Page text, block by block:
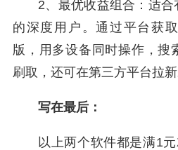
2、最优收益组合：适
的深度用户。通过平台获
版，用多设备同时操作，搜
刷取，还可在第三方平台拉新
写在最后：
以上两个软件都是满1